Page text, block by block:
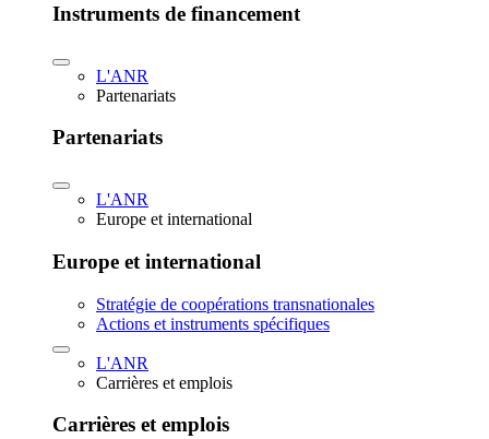
Instruments de financement
L'ANR
Partenariats
Partenariats
L'ANR
Europe et international
Europe et international
Stratégie de coopérations transnationales
Actions et instruments spécifiques
L'ANR
Carrières et emplois
Carrières et emplois